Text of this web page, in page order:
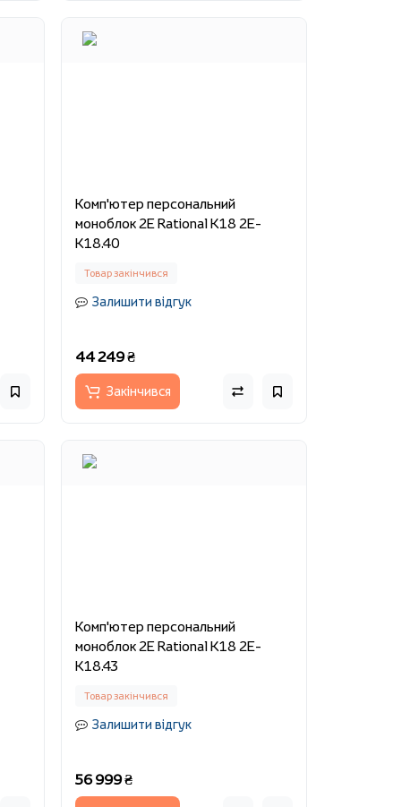
Комп'ютер персональний
моноблок 2E Rational K18 2E-
K18.40
Товар закінчився
Залишити відгук
44 249 ₴
Закінчився
Комп'ютер персональний
моноблок 2E Rational K18 2E-
K18.43
Товар закінчився
Залишити відгук
56 999 ₴